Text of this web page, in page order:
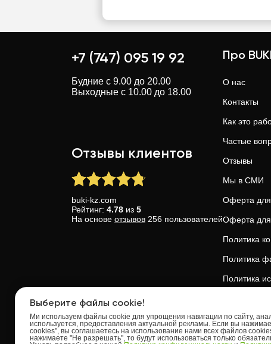
+7 (747) 095 19 92
Будние с 9.00 до 20.00
Выходные с 10.00 до 18.00
Отзывы клиентов
buki-kz.com
Рейтинг: 4.78 из 5
На основе отзывов 256 пользователей
Про
О нас
Контакты
Как это
Частые
Отзывы
Мы в СМИ
Оферта для
Оферта для
Политика
Политика
Политика
Выберите файлы cookie!
Ми используем файлы cookie для упрощения навигации по сайту,
используется, предоставления актуальной рекламы. Если вы
cookies", вы соглашаетесь на использование нами всех файлов
нажимаете "Не разрешать", то будут использоваться только